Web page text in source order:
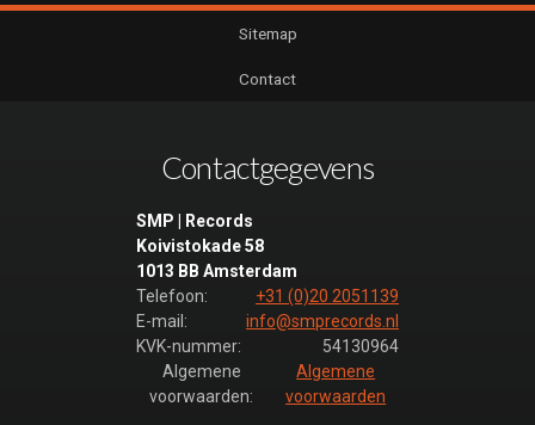
Sitemap
Contact
Contactgegevens
SMP | Records
Koivistokade 58
1013 BB Amsterdam
Telefoon:
+31 (0)20 2051139
E-mail:
info@smprecords.nl
KVK-nummer:
54130964
Algemene
voorwaarden:
Algemene
voorwaarden